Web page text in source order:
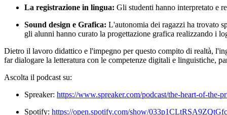
La registrazione in lingua: Gli studenti hanno interpretato e
Sound design e Grafica: L'autonomia dei ragazzi ha trovato
gli alunni hanno curato la progettazione grafica realizzando i
Dietro il lavoro didattico e l'impegno per questo compito di realtà,
far dialogare la letteratura con le competenze digitali e linguistiche,
Ascolta il podcast su:
Spreaker: https://www.spreaker.com/podcast/the-heart-of-the-
Spotify: https://open.spotify.com/show/